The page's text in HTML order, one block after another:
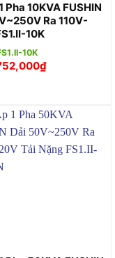
Pha 10KVA FUSHIN
Ra 110V-
10K
10K
₫